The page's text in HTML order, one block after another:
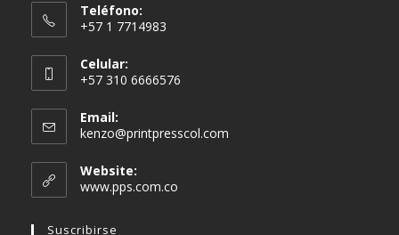
Teléfono:
+57 1 7714983
Celular:
+57 310 6666576
Email:
kenzo@printpresscol.com
Website:
www.pps.com.co
Suscribirse